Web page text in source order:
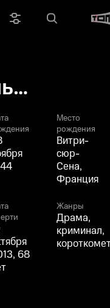
Место
рождения
Витри-
сюр-
Сена,
Франция
68
Жанры
Драма,
криминал,